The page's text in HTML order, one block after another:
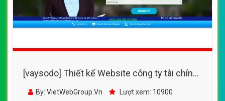
[vaysodo] Thiết kế Website công ty tài chính
- www.locphathanoi.com - VietWebGroup.Vn
By: VietWebGroup.Vn Lượt xem: 10900